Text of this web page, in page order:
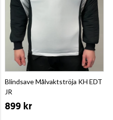
Blindsave Målvaktströja KH EDT
JR
899 kr